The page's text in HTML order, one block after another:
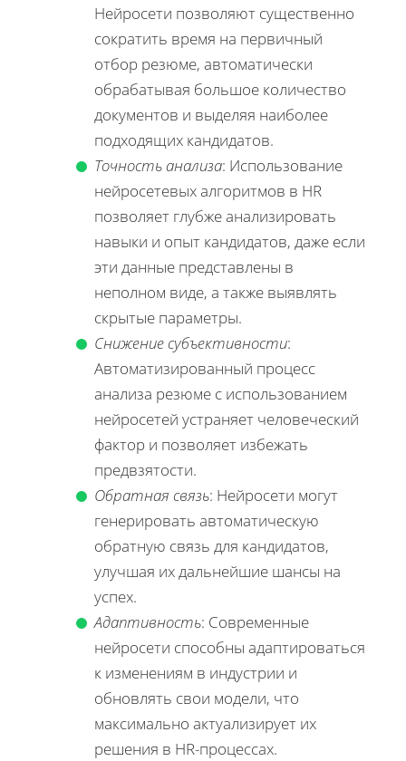
Нейросети позволяют существенно
сократить время на первичный
отбор резюме, автоматически
обрабатывая большое количество
документов и выделяя наиболее
подходящих кандидатов.
Точность анализа: Использование
нейросетевых алгоритмов в HR
позволяет глубже анализировать
навыки и опыт кандидатов, даже если
эти данные представлены в
неполном виде, а также выявлять
скрытые параметры.
Снижение субъективности:
Автоматизированный процесс
анализа резюме с использованием
нейросетей устраняет человеческий
фактор и позволяет избежать
предвзятости.
Обратная связь: Нейросети могут
генерировать автоматическую
обратную связь для кандидатов,
улучшая их дальнейшие шансы на
успех.
Адаптивность: Современные
нейросети способны адаптироваться
к изменениям в индустрии и
обновлять свои модели, что
максимально актуализирует их
решения в HR-процессах.